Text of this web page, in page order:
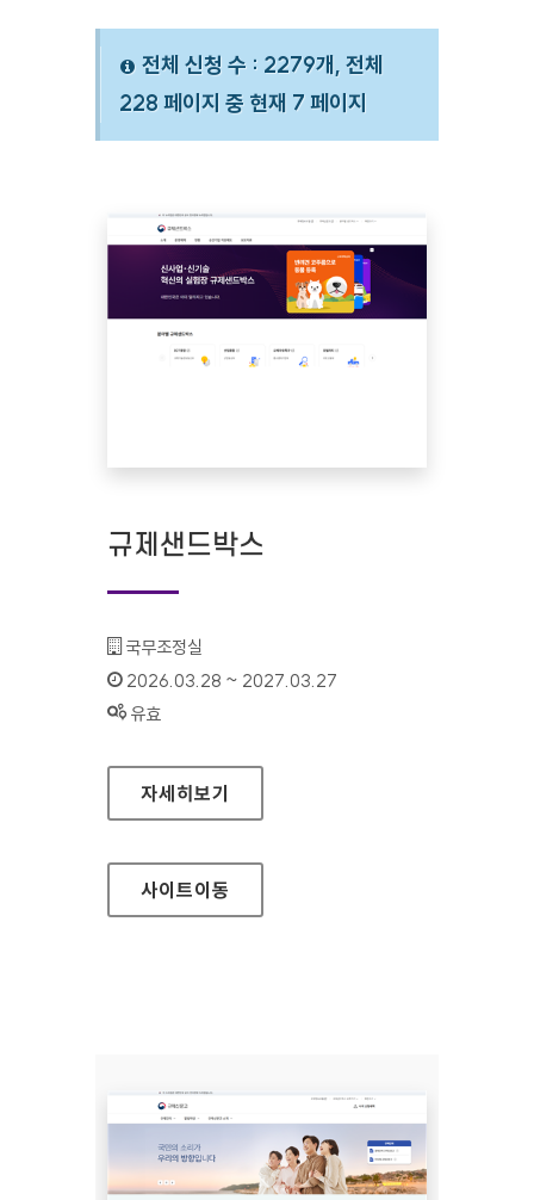
전체 신청 수 : 2279개, 전체
228 페이지 중 현재 7 페이지
규제샌드박스
기관명 :
국무조정실
인증기간 :
2026.03.28 ~ 2027.03.27
상태 :
유효
규제샌드박스
자세히보기
사이트이동